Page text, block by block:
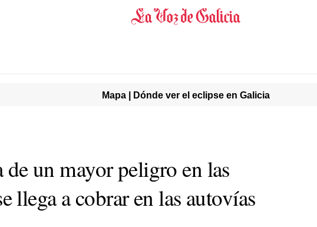
Mapa | Dónde ver el eclipse en Galicia
un mayor peligro en las
llega a cobrar en las autovías